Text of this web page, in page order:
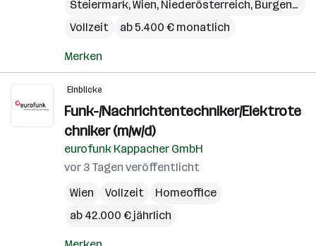
Steiermark,Wien, Niederösterreich, Burgenland
Vollzeit
ab 5.400 € monatlich
Merken
Einblicke
Funk-/Nachrichtentechniker/Elektrote
chniker (m/w/d)
eurofunk Kappacher GmbH
vor 3 Tagen veröffentlicht
Wien
Vollzeit
Homeoffice
ab 42.000 € jährlich